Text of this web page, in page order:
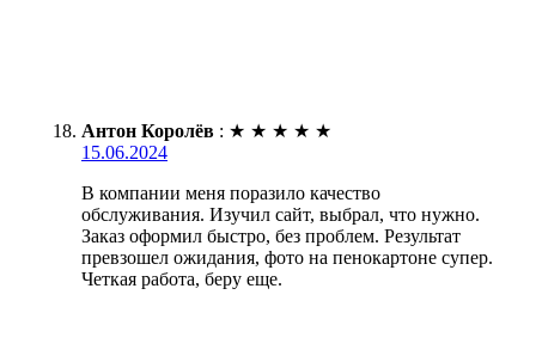
Антон Королёв : ★ ★ ★ ★ ★
15.06.2024
В компании меня поразило качество
обслуживания. Изучил сайт, выбрал, что нужно.
Заказ оформил быстро, без проблем. Результат
превзошел ожидания, фото на пенокартоне супер.
Четкая работа, беру еще.